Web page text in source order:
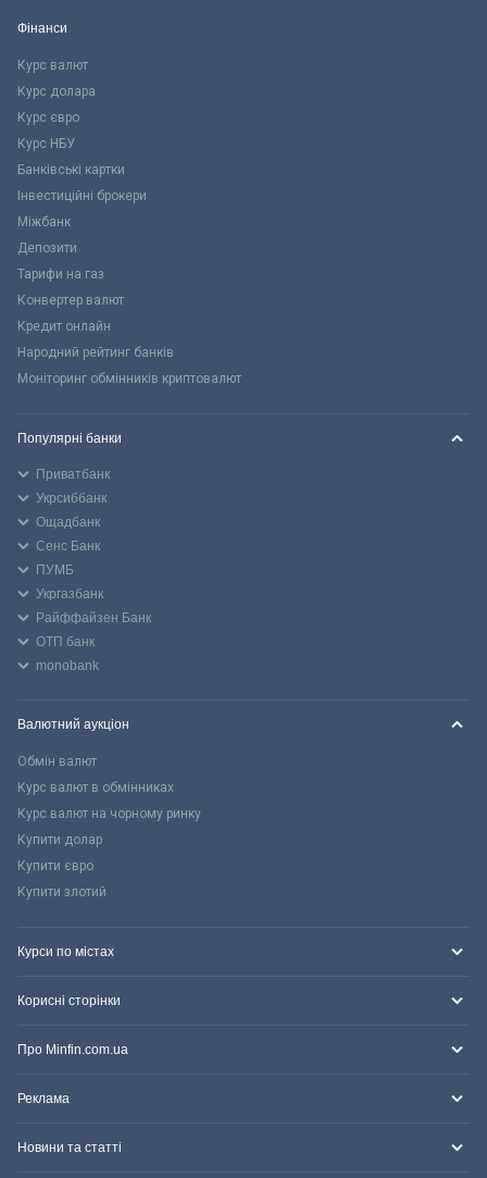
Фінанси
Курс валют
Курс долара
Курс євро
Курс НБУ
Банківські картки
Інвестиційні брокери
Міжбанк
Депозити
Тарифи на газ
Конвертер валют
Кредит онлайн
Народний рейтинг банків
Моніторинг обмінників криптовалют
Популярні банки
Приватбанк
Укрсиббанк
Ощадбанк
Сенс Банк
ПУМБ
Укргазбанк
Райффайзен Банк
ОТП банк
monobank
Валютний аукціон
Обмін валют
Курс валют в обмінниках
Курс валют на чорному ринку
Купити долар
Купити євро
Купити злотий
Курси по містах
Корисні сторінки
Про Minfin.com.ua
Реклама
Новини та статті